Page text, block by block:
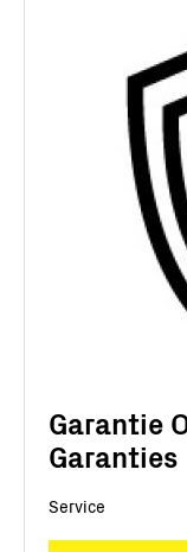
Garantie
Garanties
Service